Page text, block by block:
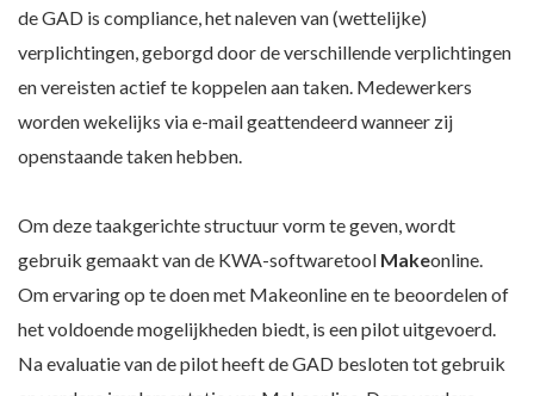
de GAD is compliance, het naleven van (wettelijke)
verplichtingen, geborgd door de verschillende verplichtingen
en vereisten actief te koppelen aan taken. Medewerkers
worden wekelijks via e-mail geattendeerd wanneer zij
openstaande taken hebben.
Om deze taakgerichte structuur vorm te geven, wordt
gebruik gemaakt van de KWA-softwaretool Makeonline.
Om ervaring op te doen met Makeonline en te beoordelen of
het voldoende mogelijkheden biedt, is een pilot uitgevoerd.
Na evaluatie van de pilot heeft de GAD besloten tot gebruik